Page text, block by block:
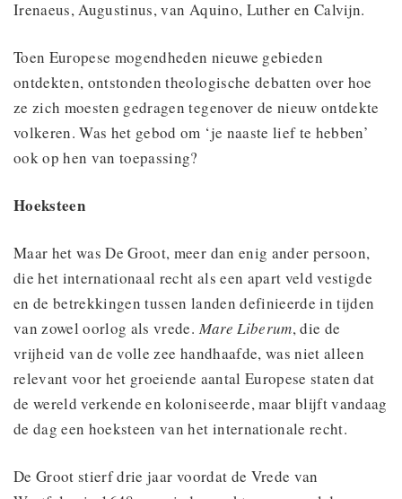
Irenaeus, Augustinus, van Aquino, Luther en Calvijn.
Toen Europese mogendheden nieuwe gebieden
ontdekten, ontstonden theologische debatten over hoe
ze zich moesten gedragen tegenover de nieuw ontdekte
volkeren. Was het gebod om ‘je naaste lief te hebben’
ook op hen van toepassing?
Hoeksteen
Maar het was De Groot, meer dan enig ander persoon,
die het internationaal recht als een apart veld vestigde
en de betrekkingen tussen landen definieerde in tijden
van zowel oorlog als vrede. Mare Liberum, die de
vrijheid van de volle zee handhaafde, was niet alleen
relevant voor het groeiende aantal Europese staten dat
de wereld verkende en koloniseerde, maar blijft vandaag
de dag een hoeksteen van het internationale recht.
De Groot stierf drie jaar voordat de Vrede van